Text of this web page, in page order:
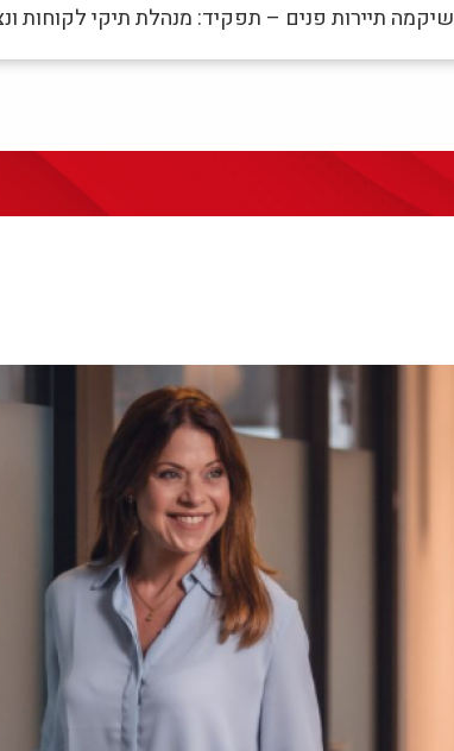
שיקמה תיירות פנים – תפקיד: מנהלת תיקי לקוחות